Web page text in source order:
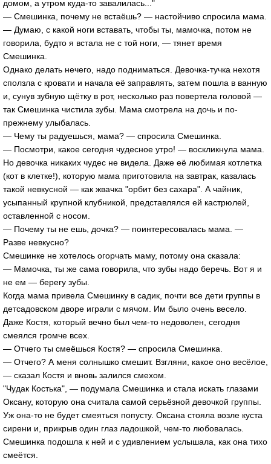
домом, а утром куда-то завалилась..."
— Смешинка, почему не встаёшь? — настойчиво спросила мама.
— Думаю, с какой ноги вставать, чтобы ты, мамочка, потом не
говорила, будто я встала не с той ноги, — тянет время
Смешинка.
Однако делать нечего, надо подниматься. Девочка-тучка нехотя
сползла с кровати и начала её заправлять, затем пошла в ванную
и, сунув зубную щётку в рот, несколько раз повертела головой —
так Смешинка чистила зубы. Мама смотрела на дочь и по-
прежнему улыбалась.
— Чему ты радуешься, мама? — спросила Смешинка.
— Посмотри, какое сегодня чудесное утро! — воскликнула мама.
Но девочка никаких чудес не видела. Даже её любимая котлетка
(кот в клетке!), которую мама приготовила на завтрак, казалась
такой невкусной — как жвачка "орбит без сахара". А чайник,
усыпанный крупной клубникой, представлялся ей кастрюлей,
оставленной с носом.
— Почему ты не ешь, дочка? — поинтересовалась мама. —
Разве невкусно?
Смешинке не хотелось огорчать маму, потому она сказала:
— Мамочка, ты же сама говорила, что зубы надо беречь. Вот я и
не ем — берегу зубы.
Когда мама привела Смешинку в садик, почти все дети группы в
детсадовском дворе играли с мячом. Им было очень весело.
Даже Костя, который вечно был чем-то недоволен, сегодня
смеялся громче всех.
— Отчего ты смеёшься Костя? — спросила Смешинка.
— Отчего? А меня солнышко смешит. Взгляни, какое оно весёлое,
— сказал Костя и вновь залился смехом.
"Чудак Костька", — подумала Смешинка и стала искать глазами
Оксану, которую она считала самой серьёзной девочкой группы.
Уж она-то не будет смеяться попусту. Оксана стояла возле куста
сирени и, прикрыв один глаз ладошкой, чем-то любовалась.
Смешинка подошла к ней и с удивлением услышала, как она тихо
смеётся.